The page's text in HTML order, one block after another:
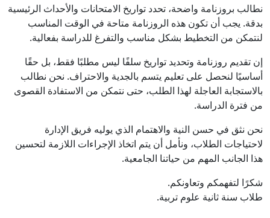
نطالب بروزنامة واضحة، تحدد تواريخ الامتحانات والأحداث الرئيسية
بدقة. يجب أن تكون هذه الروزنامة متاحة في الوقت المناسب
لنتمكن من التخطيط بشكل مناسب والتفرغ للدراسة بفعالية.
إن تقديم روزنامة وتحديد تواريخ سلفًا ليس مطلبًا فقط، بل حقًا
أساسيًا لنحصل على تعليم يتسم بالجدية والاحتراف. نحن نطالب
بالاستجابة العاجلة لهذا الطلب، حتى نتمكن من الاستفادة القصوى
من فترة الدراسة.
نحن نثق في حسن النية والاهتمام الذي يوليه فريق الإدارة
لاحتياجات الطلاب، ونأمل أن يتم اتخاذ الإجراءات اللازمة لتحسين
هذا الجانب المهم من حياتنا الجامعية.
شكرًا لتفهمكم وتعاونكم.
طلاب سنة ثانية علوم تربية.